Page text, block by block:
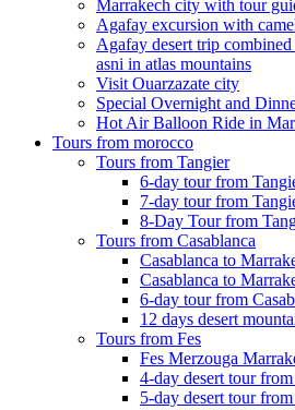
Marrakech city with tour
Agafay excursion with
Agafay desert trip
asni in atlas mountains
Visit Ouarzazate city
Special Overnight and
Hot Air Balloon Ride in
Tours from morocco
Tours from Tangier
6-day tour from
7-day tour from
8-Day Tour from
Tours from Casablanca
Casablanca to
Casablanca to
6-day tour from
12 days desert
Tours from Fes
Fes Merzouga
4-day desert tour
5-day desert tour